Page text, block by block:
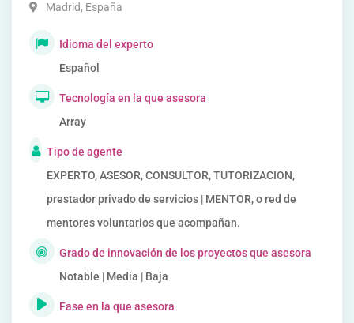
Madrid, España
Idioma del experto
Español
Tecnología en la que asesora
Array
Tipo de agente
EXPERTO, ASESOR, CONSULTOR, TUTORIZACION,
prestador privado de servicios | MENTOR, o red de
mentores voluntarios que acompañan.
Grado de innovación de los proyectos que asesora
Notable | Media | Baja
Fase en la que asesora